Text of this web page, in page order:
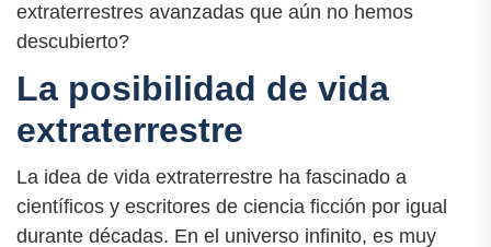
extraterrestres avanzadas que aún no hemos
descubierto?
La posibilidad de vida
extraterrestre
La idea de vida extraterrestre ha fascinado a
científicos y escritores de ciencia ficción por igual
durante décadas. En el universo infinito, es muy